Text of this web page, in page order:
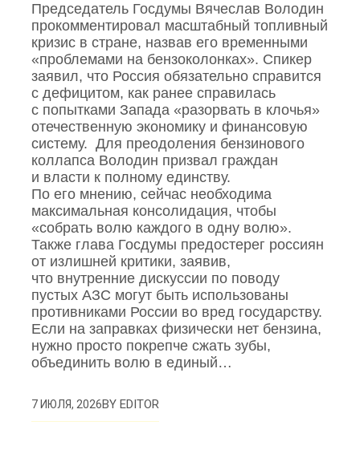
Председатель Госдумы Вячеслав Володин
прокомментировал масштабный топливный
кризис в стране, назвав его временными
«проблемами на бензоколонках». Спикер
заявил, что Россия обязательно справится
с дефицитом, как ранее справилась
с попытками Запада «разорвать в клочья»
отечественную экономику и финансовую
систему. Для преодоления бензинового
коллапса Володин призвал граждан
и власти к полному единству.
По его мнению, сейчас необходима
максимальная консолидация, чтобы
«собрать волю каждого в одну волю».
Также глава Госдумы предостерег россиян
от излишней критики, заявив,
что внутренние дискуссии по поводу
пустых АЗС могут быть использованы
противниками России во вред государству.
Если на заправках физически нет бензина,
нужно просто покрепче сжать зубы,
объединить волю в единый…
7 ИЮЛЯ, 2026BYEDITOR